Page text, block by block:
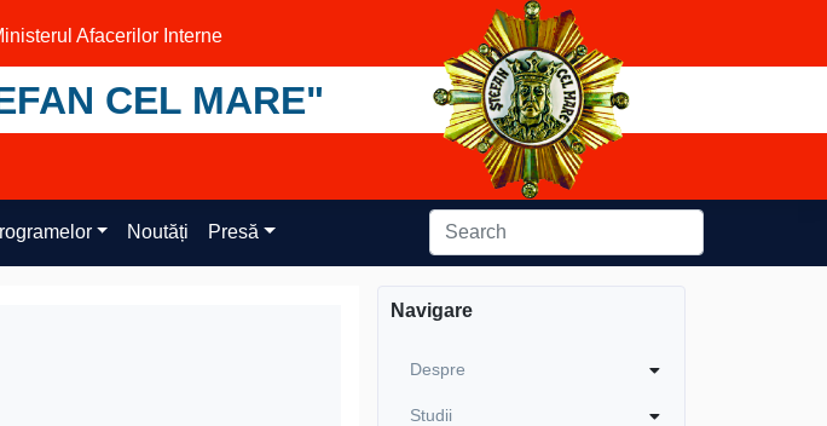
Afacerilor Interne
CEL MARE"
Noutăți Presă
Navigare
Despre
Studii